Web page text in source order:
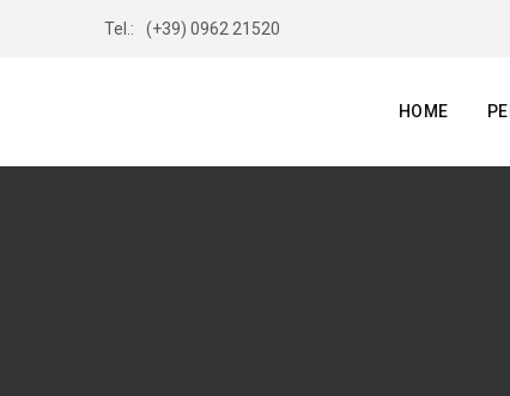
Tel.: (+39) 0962 21520
HOME